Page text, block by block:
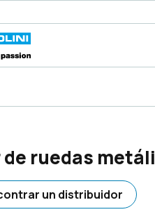
de ruedas
un distribuidor